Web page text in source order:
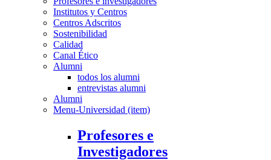
Institutos y Centros
Centros Adscritos
Sostenibilidad
Calidad
Canal Ético
Alumni
todos los alumni
entrevistas alumni
Alumni
Menu-Universidad (item)
Profesores e
Investigadores